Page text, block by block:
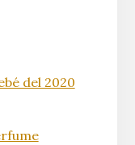
del 2020